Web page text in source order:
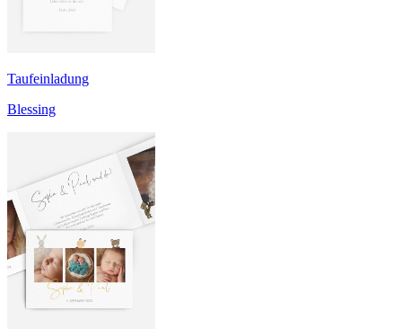
Taufeinladung
Blessing